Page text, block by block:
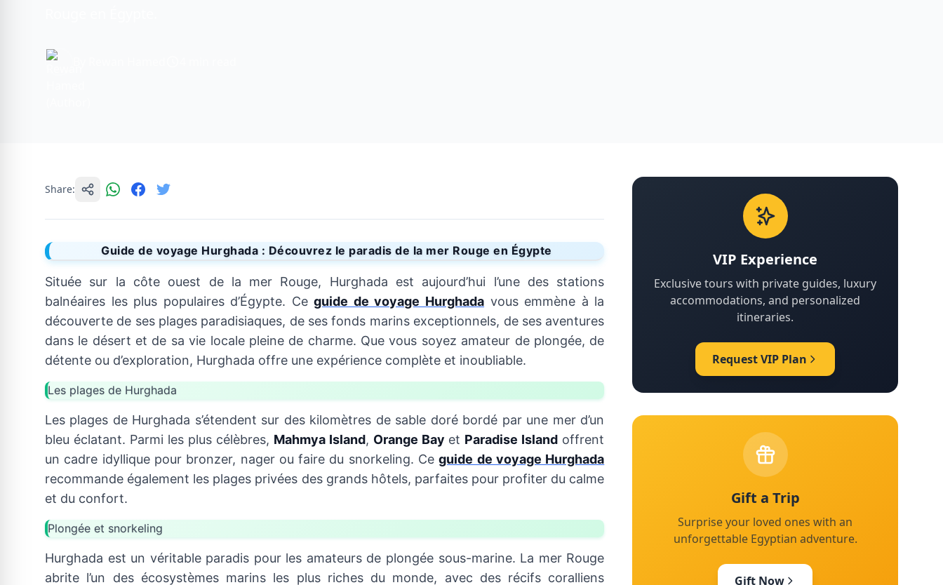
Share:
Guide de voyage Hurghada : Découvrez le paradis de la mer Rouge en Égypte
Située sur la côte ouest de la mer Rouge, Hurghada est aujourd’hui l’une des stations
balnéaires les plus populaires d’Égypte. Ceguide de voyage Hurghada vous emmène à la
découverte de ses plages paradisiaques, de ses fonds marins exceptionnels, de ses aventures
dans le désert et de sa vie locale pleine de charme. Que vous soyez amateur de plongée, de
détente ou d’exploration, Hurghada offre une expérience complète et inoubliable.
Les plages de Hurghada
Les plages de Hurghada s’étendent sur des kilomètres de sable doré bordé par une mer d’un
bleu éclatant. Parmi les plus célèbres, Mahmya Island, Orange Bay et Paradise Island offrent
un cadre idyllique pour bronzer, nager ou faire du snorkeling. Ceguide de voyage Hurghada
recommande également les plages privées des grands hôtels, parfaites pour profiter du calme
et du confort.
Plongée et snorkeling
Hurghada est un véritable paradis pour les amateurs de plongée sous-marine. La mer Rouge
abrite l’un des écosystèmes marins les plus riches du monde, avec des récifs coralliens
VIP Experience
Exclusive tours with private guides, luxury
accommodations, and personalized
itineraries.
Request VIP Plan
Gift a Trip
Surprise your loved ones with an
unforgettable Egyptian adventure.
Gift Now